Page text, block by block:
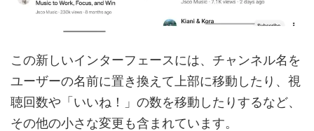
この新しいインターフェースには、チャンネル名を
ユーザーの名前に置き換えて上部に移動したり、視
聴回数や「いいね！」の数を移動したりするなど、
その他の小さな変更も含まれています。